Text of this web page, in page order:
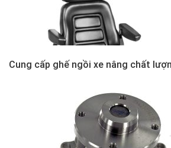
Cung cấp ghế ngồi xe nâng chất